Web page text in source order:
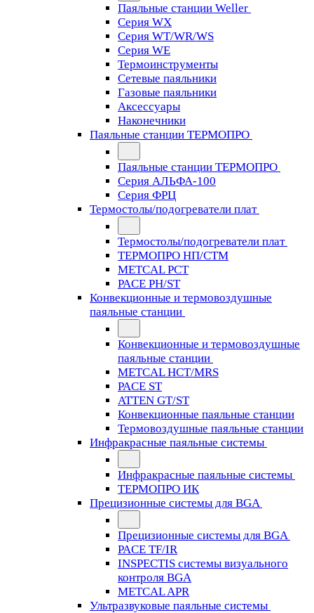
Паяльные станции Weller
Серия WX
Серия WT/WR/WS
Серия WE
Термоинструменты
Сетевые паяльники
Газовые паяльники
Аксессуары
Наконечники
Паяльные станции ТЕРМОПРО
Паяльные станции ТЕРМОПРО
Серия АЛЬФА-100
Серия ФРЦ
Термостолы/подогреватели плат
Термостолы/подогреватели плат
ТЕРМОПРО НП/СТМ
METCAL PCT
PACE PH/ST
Конвекционные и термовоздушные
паяльные станции
Конвекционные и термовоздушные
паяльные станции
METCAL HCT/MRS
PACE ST
ATTEN GT/ST
Конвекционные паяльные станции
Термовоздушные паяльные станции
Инфракрасные паяльные системы
Инфракрасные паяльные системы
ТЕРМОПРО ИК
Прецизионные системы для BGA
Прецизионные системы для BGA
PACE TF/IR
INSPECTIS системы визуального
контроля BGA
METCAL APR
Ультразвуковые паяльные системы